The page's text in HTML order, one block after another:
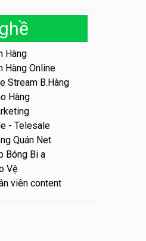
nhân viên pha chế
SỮA THÁI LAN
nhân viên tư vấn bán
tiệm bánh ngọt
bánh ngọt
nhân viên văn phòng
online
Hàng
Hàng Online
Stream B.Hàng
Hàng
- Telesale
Quán Net
Bóng Bi a
Vệ
viên content